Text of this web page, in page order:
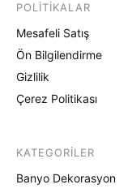
POLITIKALAR
Mesafeli Satış
Ön Bilgilendirme
Gizlilik
Çerez Politikası
KATEGORILER
Banyo Dekorasyon